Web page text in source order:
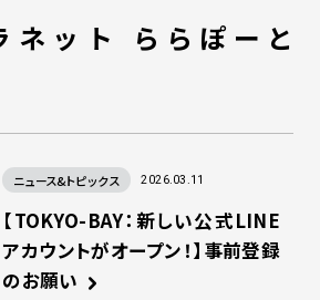
ネット ららぽーと
ニュース&トピックス 2026.03.11
【TOKYO-BAY：新しい公式LINE
アカウントがオープン！】事前登録
のお願い